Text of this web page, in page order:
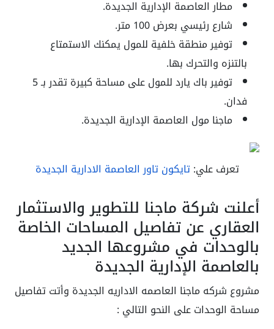
مطار العاصمة الإدارية الجديدة.
شارع رئيسي بعرض 100 متر.
توفير منطقة خلفية للمول يمكنك الاستمتاع
بالتنزه والتحرك بها.
توفير باك يارد للمول على مساحة كبيرة تقدر بـ 5
فدان.
ماجنا مول العاصمة الإدارية الجديدة.
تعرف علي:تايكون تاور العاصمة الادارية الجديدة
أعلنت شركة ماجنا للتطوير والاستثمار
العقاري عن تفاصيل المساحات الخاصة
بالوحدات في مشروعها الجديد
بالعاصمة الإدارية الجديدة
مشروع شركه ماجنا العاصمه الاداريه الجديدة وأتت تفاصيل
مساحة الوحدات على النحو التالي :